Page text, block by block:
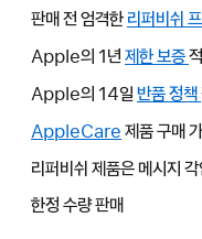
판매 전 엄격한 리퍼비쉬
Apple의 1년제한 보증
새
Apple의 14일 반품 정책
AppleCare 그러면
새
열립니다.
제품 구매
리퍼비쉬 제품은 메시지
한정 수량 판매